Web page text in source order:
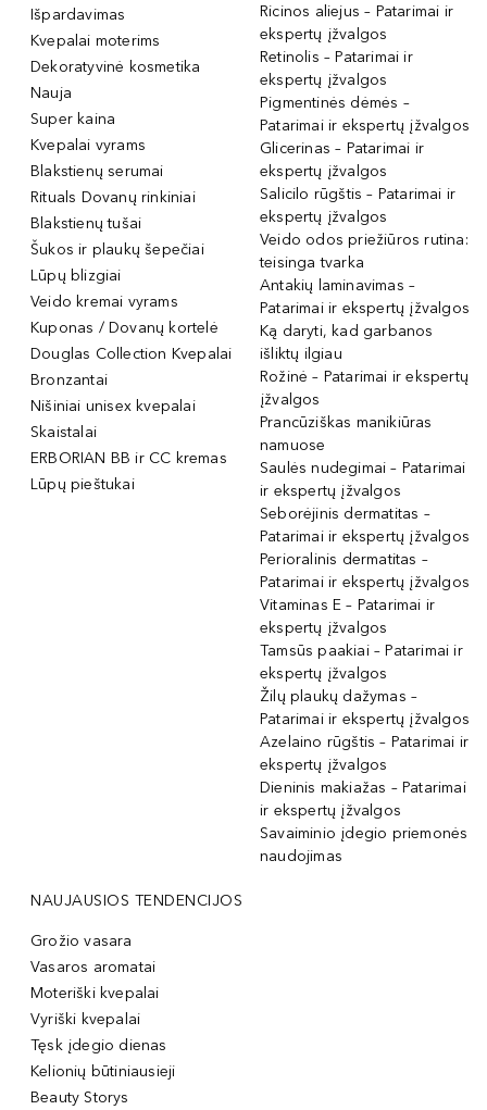
Išpardavimas
Kvepalai moterims
Dekoratyvinė kosmetika
Nauja
Super kaina
Kvepalai vyrams
Blakstienų serumai
Rituals Dovanų rinkiniai
Blakstienų tušai
Šukos ir plaukų šepečiai
Lūpų blizgiai
Veido kremai vyrams
Kuponas / Dovanų kortelė
Douglas Collection Kvepalai
Bronzantai
Nišiniai unisex kvepalai
Skaistalai
ERBORIAN BB ir CC kremas
Lūpų pieštukai
Ricinos aliejus – Patarimai ir
ekspertų įžvalgos
Retinolis – Patarimai ir
ekspertų įžvalgos
Pigmentinės dėmės –
Patarimai ir ekspertų įžvalgos
Glicerinas – Patarimai ir
ekspertų įžvalgos
Salicilo rūgštis – Patarimai ir
ekspertų įžvalgos
Veido odos priežiūros rutina:
teisinga tvarka
Antakių laminavimas –
Patarimai ir ekspertų įžvalgos
Ką daryti, kad garbanos
išliktų ilgiau
Rožinė – Patarimai ir ekspertų
įžvalgos
Prancūziškas manikiūras
namuose
Saulės nudegimai – Patarimai
ir ekspertų įžvalgos
Seborėjinis dermatitas –
Patarimai ir ekspertų įžvalgos
Perioralinis dermatitas –
Patarimai ir ekspertų įžvalgos
Vitaminas E – Patarimai ir
ekspertų įžvalgos
Tamsūs paakiai – Patarimai ir
ekspertų įžvalgos
Žilų plaukų dažymas –
Patarimai ir ekspertų įžvalgos
Azelaino rūgštis – Patarimai ir
ekspertų įžvalgos
Dieninis makiažas – Patarimai
ir ekspertų įžvalgos
Savaiminio įdegio priemonės
naudojimas
NAUJAUSIOS TENDENCIJOS
Grožio vasara
Vasaros aromatai
Moteriški kvepalai
Vyriški kvepalai
Tęsk įdegio dienas
Kelionių būtiniausieji
Beauty Storys